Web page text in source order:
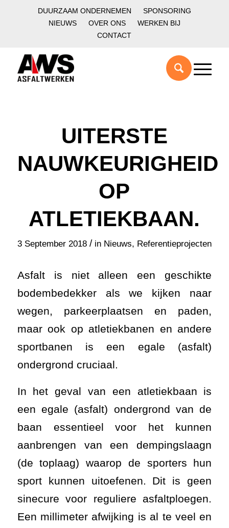
DUURZAAM ONDERNEMEN
SPONSORING
NIEUWS
OVER ONS
WERKEN BIJ
CONTACT
UITERSTE
NAUWKEURIGHEID
OP
ATLETIEKBAAN.
3 September 2018 / in Nieuws, Referentieprojecten
Asfalt is niet alleen een geschikte
bodembedekker als we kijken naar
wegen, parkeerplaatsen en paden,
maar ook op atletiekbanen en andere
sportbanen is een egale (asfalt)
ondergrond cruciaal.
In het geval van een atletiekbaan is
een egale (asfalt) ondergrond van de
baan essentieel voor het kunnen
aanbrengen van een dempingslaagn
(de toplaag) waarop de sporters hun
sport kunnen uitoefenen. Dit is geen
sinecure voor reguliere asfaltploegen.
Een millimeter afwijking is al te veel en